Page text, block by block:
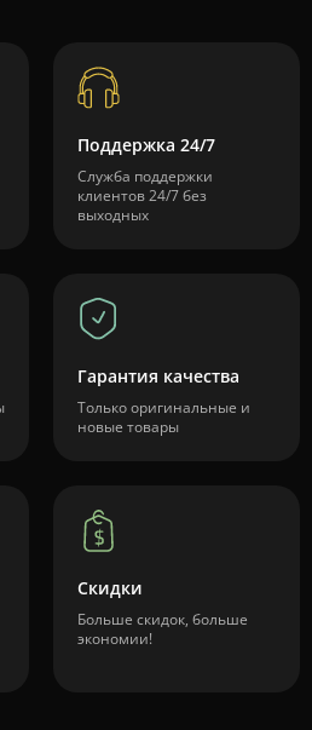
Поддержка 24/7
Служба поддержки
клиентов 24/7 без
выходных
Гарантия качества
Только оригинальные и
новые товары
Скидки
Больше скидок, больше
экономии!